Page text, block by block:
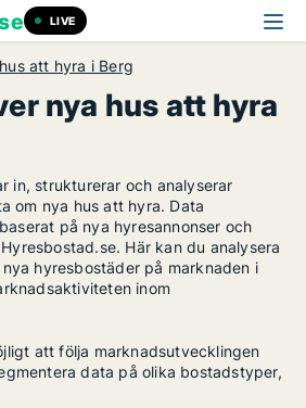
LIVE
att hyra i Berg
nya hus att hyra
in, strukturerar och analyserar
om nya hus att hyra. Data
på nya hyresannonser och
Här kan du analysera
hyresbostäder på marknaden i
inom
att följa marknadsutvecklingen
data på olika bostadstyper,